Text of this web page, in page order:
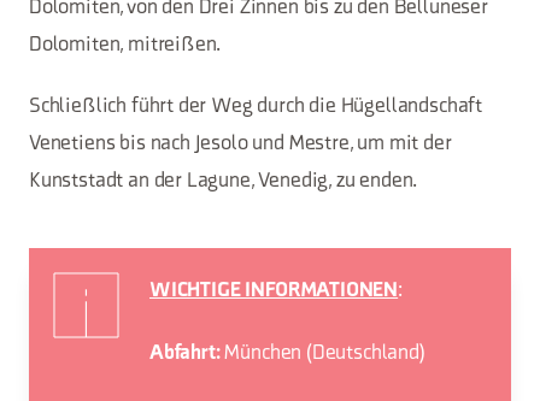
Dolomiten, von den Drei Zinnen bis zu den Belluneser
Dolomiten, mitreißen.
Schließlich führt der Weg durch die Hügellandschaft
Venetiens bis nach Jesolo und Mestre, um mit der
Kunststadt an der Lagune, Venedig, zu enden.
WICHTIGE INFORMATIONEN :
Abfahrt:München (Deutschland)